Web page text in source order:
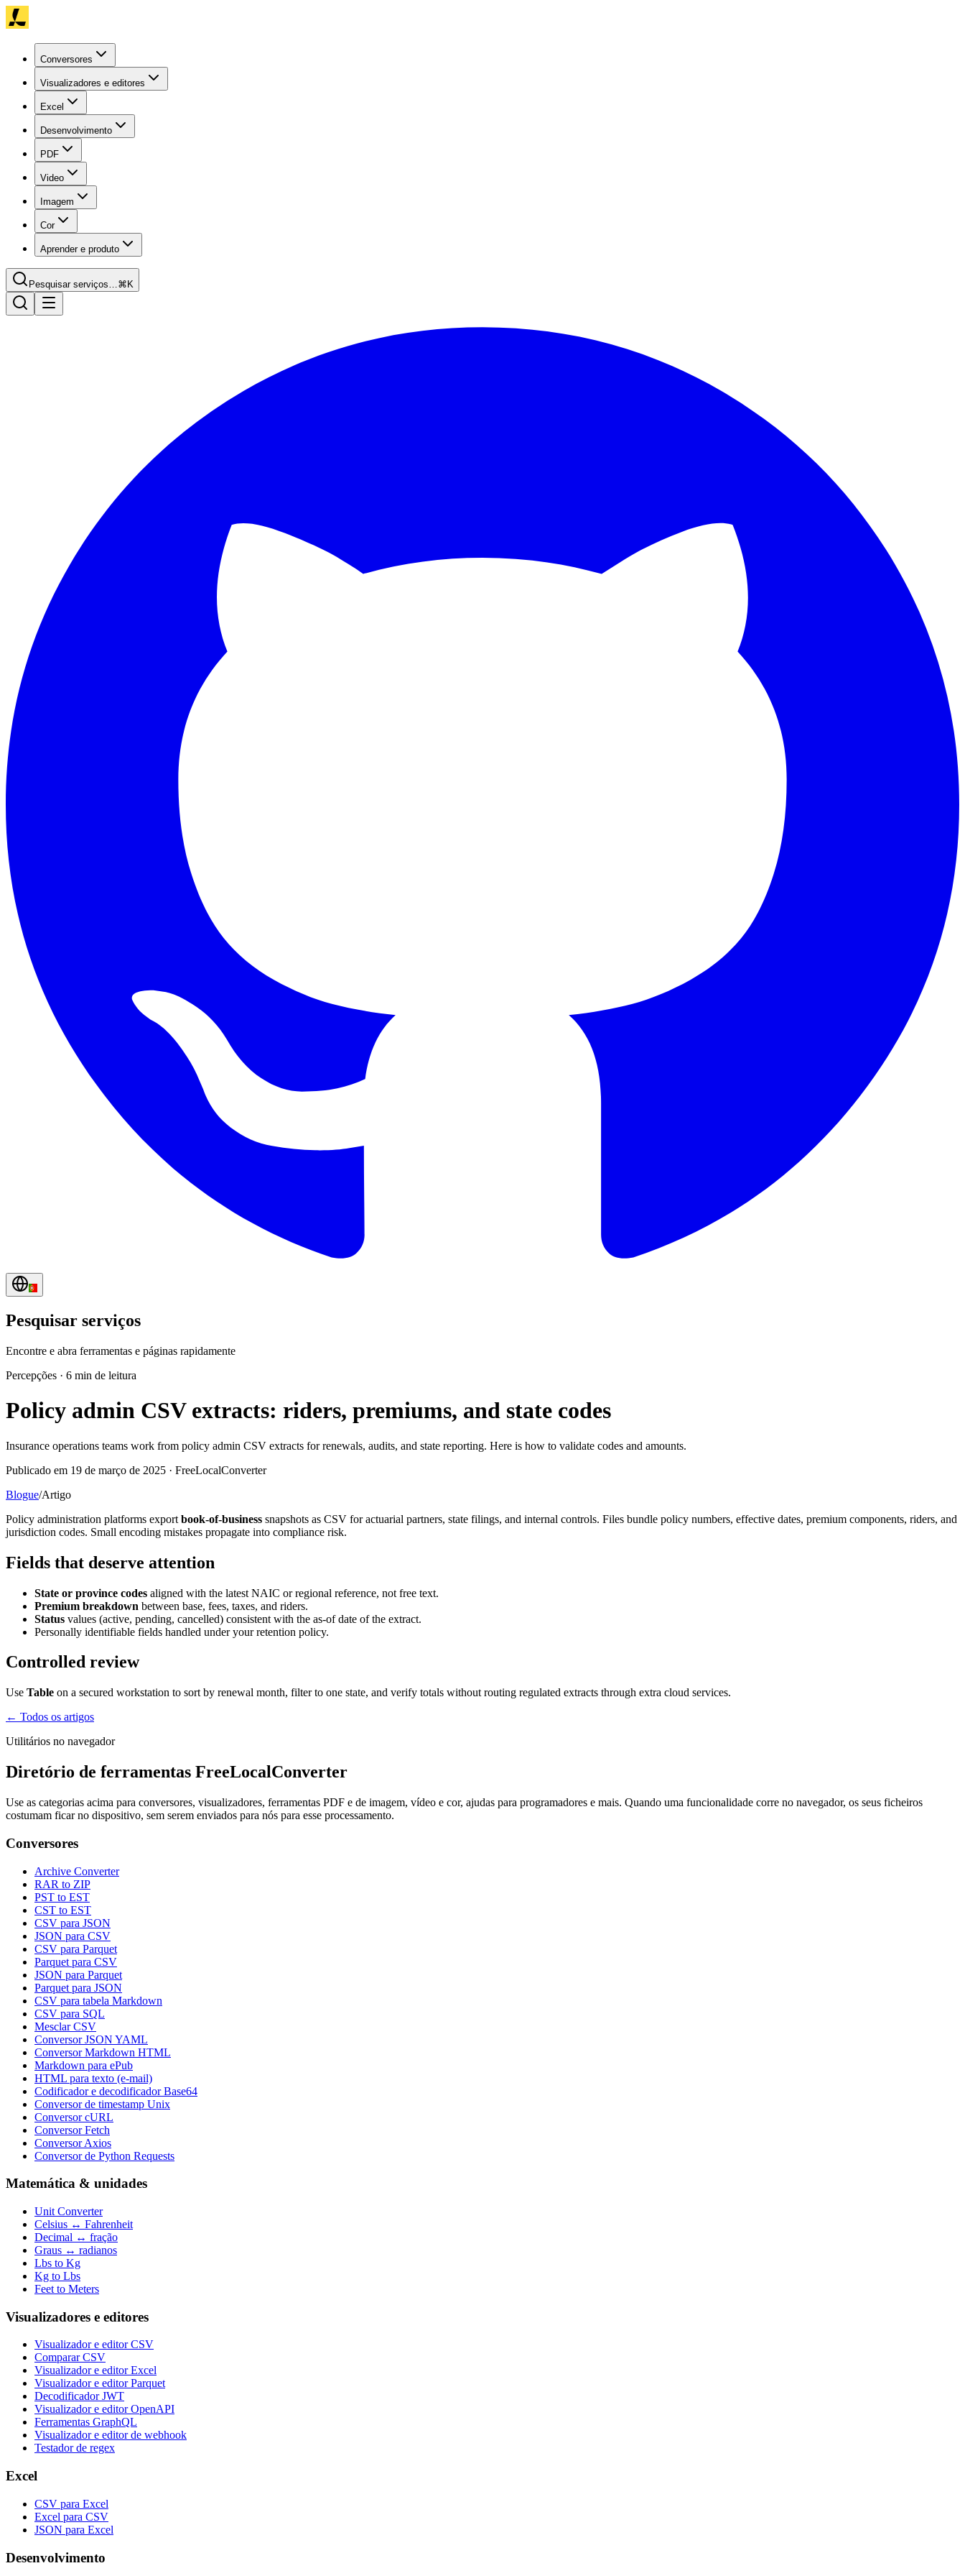
Conversores
Visualizadores e editores
Excel
Desenvolvimento
PDF
Video
Imagem
Cor
Aprender e produto
Pesquisar serviços…⌘K
Pesquisar serviços
Encontre e abra ferramentas e páginas rapidamente
Percepções · 6 min de leitura
Policy admin CSV extracts: riders, premiums, and state codes
Insurance operations teams work from policy admin CSV extracts for renewals, audits, and state reporting. Here is how to validate codes and amounts.
Publicado em 19 de março de 2025 · FreeLocalConverter
Blogue/Artigo
Policy administration platforms export book-of-business snapshots as CSV for actuarial partners, state filings, and internal controls. Files bundle policy numbers, effective dates, premium components, riders, and
jurisdiction codes. Small encoding mistakes propagate into compliance risk.
Fields that deserve attention
State or province codes aligned with the latest NAIC or regional reference, not free text.
Premium breakdown between base, fees, taxes, and riders.
Status values (active, pending, cancelled) consistent with the as-of date of the extract.
Personally identifiable fields handled under your retention policy.
Controlled review
Use Table on a secured workstation to sort by renewal month, filter to one state, and verify totals without routing regulated extracts through extra cloud services.
← Todos os artigos
Utilitários no navegador
Diretório de ferramentas FreeLocalConverter
Use as categorias acima para conversores, visualizadores, ferramentas PDF e de imagem, vídeo e cor, ajudas para programadores e mais. Quando uma funcionalidade corre no navegador, os seus ficheiros
costumam ficar no dispositivo, sem serem enviados para nós para esse processamento.
Conversores
Archive Converter
RAR to ZIP
PST to EST
CST to EST
CSV para JSON
JSON para CSV
CSV para Parquet
Parquet para CSV
JSON para Parquet
Parquet para JSON
CSV para tabela Markdown
CSV para SQL
Mesclar CSV
Conversor JSON YAML
Conversor Markdown HTML
Markdown para ePub
HTML para texto (e-mail)
Codificador e decodificador Base64
Conversor de timestamp Unix
Conversor cURL
Conversor Fetch
Conversor Axios
Conversor de Python Requests
Matemática & unidades
Unit Converter
Celsius ↔ Fahrenheit
Decimal ↔ fração
Graus ↔ radianos
Lbs to Kg
Kg to Lbs
Feet to Meters
Visualizadores e editores
Visualizador e editor CSV
Comparar CSV
Visualizador e editor Excel
Visualizador e editor Parquet
Decodificador JWT
Visualizador e editor OpenAPI
Ferramentas GraphQL
Visualizador e editor de webhook
Testador de regex
Excel
CSV para Excel
Excel para CSV
JSON para Excel
Desenvolvimento